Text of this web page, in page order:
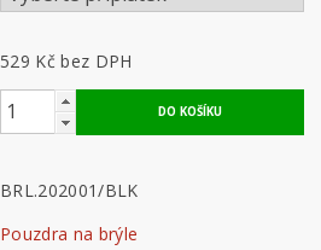
529 Kč bez DPH
BRL.202001/BLK
Pouzdra na brýle